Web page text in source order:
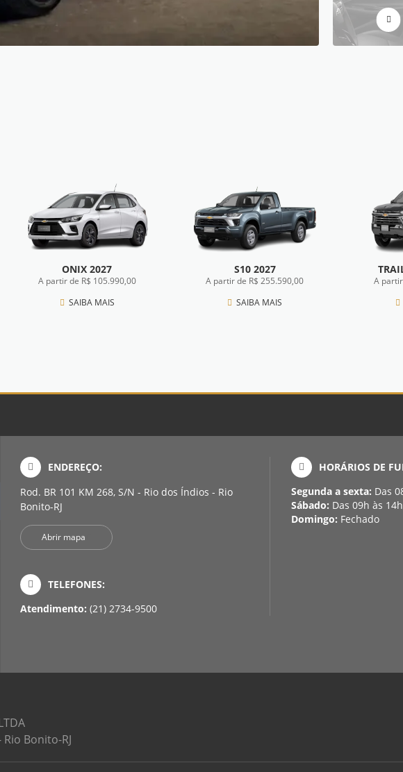
ONIX 2027
A partir de R$ 105.990,00
SAIBA MAIS
S10 2027
A partir de R$ 255.590,00
SAIBA MAIS
A
ENDEREÇO:
Rod. BR 101 KM 268, S/N - Rio dos Índios - Rio
Bonito-RJ
Abrir mapa
TELEFONES:
Atendimento: (21) 2734-9500
HORÁRIOS DE
Segunda a sexta: Das
Sábado: Das 09h às 14h
Domingo: Fechado
Bonito-RJ